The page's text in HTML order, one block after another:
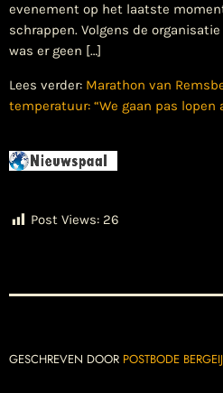
evenement op het laatste
schrappen. Volgens de organisatie
was er geen […]
Lees verder: Marathon van
temperatuur: “We gaan pas lopen
Post Views: 26
GESCHREVEN DOOR POSTBODE